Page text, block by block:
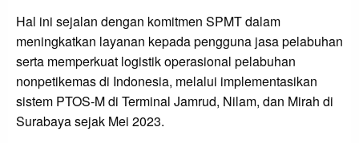
Hal ini sejalan dengan komitmen SPMT dalam
meningkatkan layanan kepada pengguna jasa pelabuhan
serta memperkuat logistik operasional pelabuhan
nonpetikemas di Indonesia, melalui implementasikan
sistem PTOS-M di Terminal Jamrud, Nilam, dan Mirah di
Surabaya sejak Mei 2023.